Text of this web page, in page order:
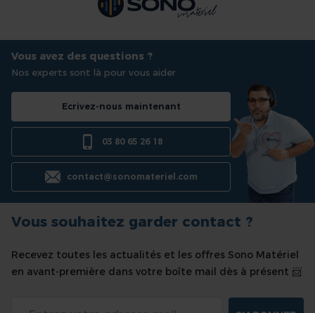
Vous avez des questions ?
Nos experts sont là pour vous aider
Ecrivez-nous maintenant
03 80 65 26 18
contact@sonomateriel.com
Vous souhaitez garder contact ?
Recevez toutes les actualités et les offres Sono Matériel
en avant-première dans votre boîte mail dès à présent 📨